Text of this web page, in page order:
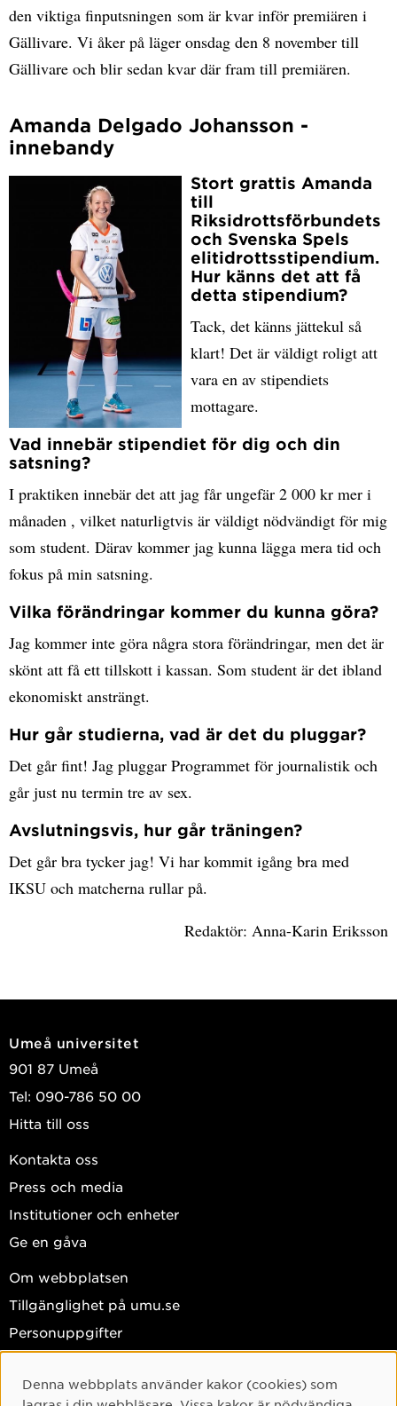
den viktiga finputsningen som är kvar inför premiären i
Gällivare. Vi åker på läger onsdag den 8 november till
Gällivare och blir sedan kvar där fram till premiären.
Amanda Delgado Johansson -
innebandy
Stort grattis Amanda
till
Riksidrottsförbundets
och Svenska Spels
elitidrottsstipendium.
Hur känns det att få
detta stipendium?
Tack, det känns jättekul så
klart! Det är väldigt roligt att
vara en av stipendiets
mottagare.
Vad innebär stipendiet för dig och din
satsning?
I praktiken innebär det att jag får ungefär 2 000 kr mer i
månaden , vilket naturligtvis är väldigt nödvändigt för mig
som student. Därav kommer jag kunna lägga mera tid och
fokus på min satsning.
Vilka förändringar kommer du kunna göra?
Jag kommer inte göra några stora förändringar, men det är
skönt att få ett tillskott i kassan. Som student är det ibland
ekonomiskt ansträngt.
Hur går studierna, vad är det du pluggar?
Det går fint! Jag pluggar Programmet för journalistik och
går just nu termin tre av sex.
Avslutningsvis, hur går träningen?
Det går bra tycker jag! Vi har kommit igång bra med
IKSU och matcherna rullar på.
Redaktör: Anna-Karin Eriksson
Umeå universitet
901 87 Umeå
Tel: 090-786 50 00
Hitta till oss
Kontakta oss
Press och media
Institutioner och enheter
Ge en gåva
Om webbplatsen
Tillgänglighet på umu.se
Personuppgifter
Facebook
Cookie-samtycke
Denna webbplats använder kakor (cookies) som